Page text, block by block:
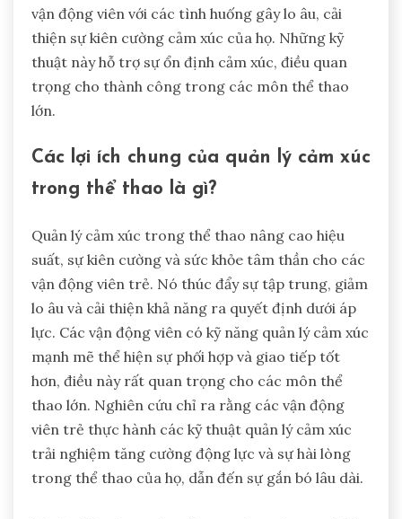
vận động viên với các tình huống gây lo âu, cải
thiện sự kiên cường cảm xúc của họ. Những kỹ
thuật này hỗ trợ sự ổn định cảm xúc, điều quan
trọng cho thành công trong các môn thể thao
lớn.
Các lợi ích chung của quản lý cảm xúc
trong thể thao là gì?
Quản lý cảm xúc trong thể thao nâng cao hiệu
suất, sự kiên cường và sức khỏe tâm thần cho các
vận động viên trẻ. Nó thúc đẩy sự tập trung, giảm
lo âu và cải thiện khả năng ra quyết định dưới áp
lực. Các vận động viên có kỹ năng quản lý cảm xúc
mạnh mẽ thể hiện sự phối hợp và giao tiếp tốt
hơn, điều này rất quan trọng cho các môn thể
thao lớn. Nghiên cứu chỉ ra rằng các vận động
viên trẻ thực hành các kỹ thuật quản lý cảm xúc
trải nghiệm tăng cường động lực và sự hài lòng
trong thể thao của họ, dẫn đến sự gắn bó lâu dài.